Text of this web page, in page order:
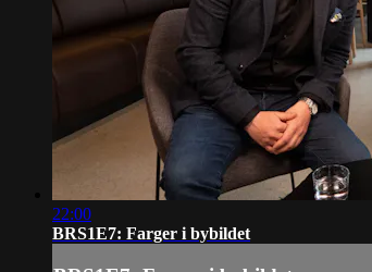
22:00
BRS1E7: Farger i bybildet